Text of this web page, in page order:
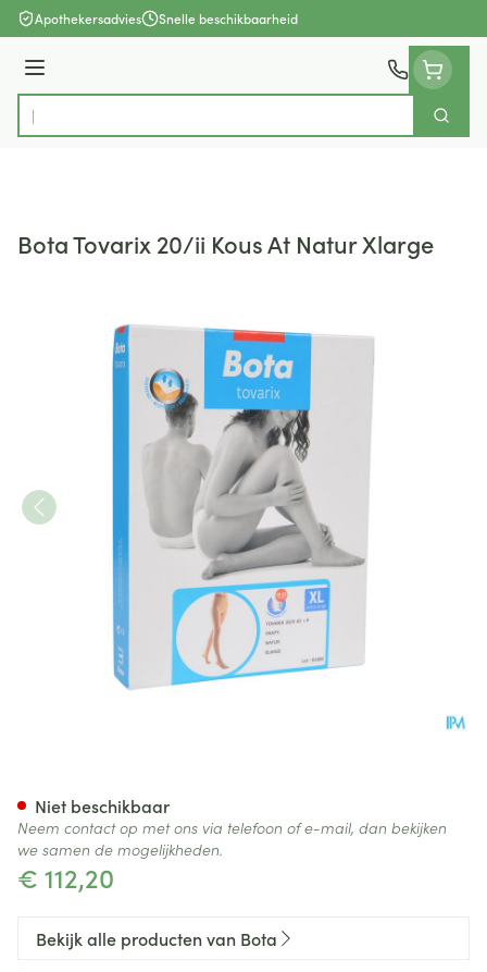
Ga naar de inhoud
Apothekersadvies Snelle beschikbaarheid
Menu
Product, merk, categorie...
Zoek
Bota Tovarix 20/ii Kous At Natur Xlarge
€ 112,20
Niet beschikbaar
Neem contact op met ons via telefoon of e-mail, dan bekijken
we samen de mogelijkheden.
Bekijk alle producten van Bota